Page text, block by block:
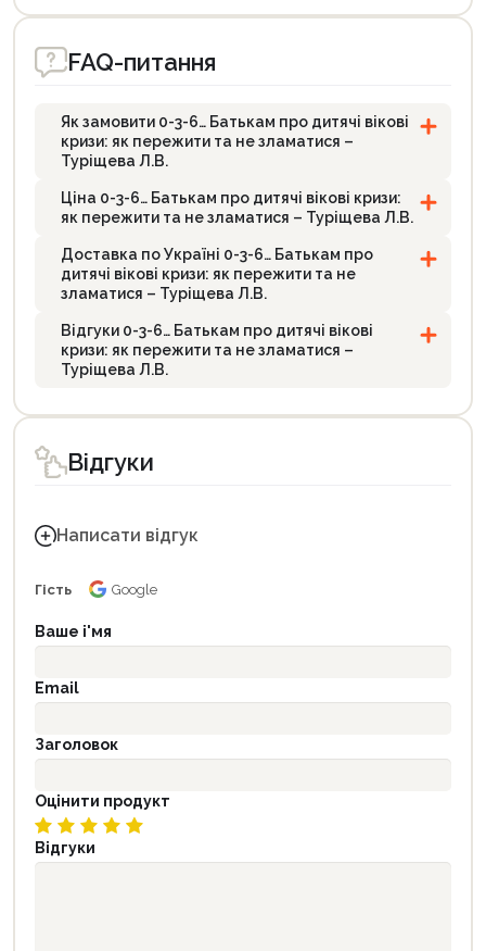
FAQ-питання
Як замовити 0-3-6… Батькам про дитячі вікові
кризи: як пережити та не зламатися –
Туріщева Л.В.
Ціна 0-3-6… Батькам про дитячі вікові кризи:
як пережити та не зламатися – Туріщева Л.В.
Доставка по Україні 0-3-6… Батькам про
дитячі вікові кризи: як пережити та не
зламатися – Туріщева Л.В.
Відгуки 0-3-6… Батькам про дитячі вікові
кризи: як пережити та не зламатися –
Туріщева Л.В.
Відгуки
Написати відгук
Гість Google
Ваше і'мя
Email
Заголовок
Оцінити продукт
Відгуки